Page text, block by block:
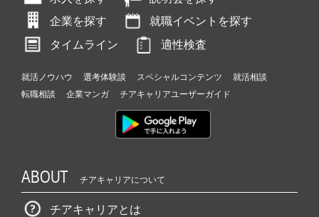
企業を探す
就職イベントを探す
タイムライン
適性検査
就活ノウハウ 選考体験談 スペシャルコンテンツ
就活相談
転職相談
企業マンガ チアキャリアユーザーガイド
ABOUT チアキャリアについて
チアキャリアとは